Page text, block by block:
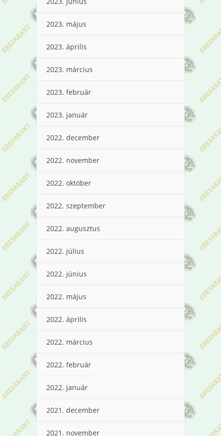
2023. május
2023. április
2023. március
2023. február
2023. január
2022. december
2022. november
2022. október
2022. szeptember
2022. augusztus
2022. július
2022. június
2022. május
2022. április
2022. március
2022. február
2022. január
2021. december
2021. november